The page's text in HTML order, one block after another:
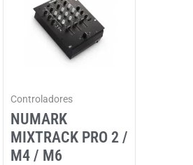
Controladores
NUMARK
MIXTRACK PRO 2 /
M4 / M6